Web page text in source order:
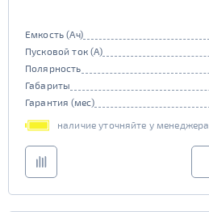
Емкость (Ач)
Пусковой ток (А)
Полярность
Габариты
Гарантия (мес)
наличие уточняйте у менеджера